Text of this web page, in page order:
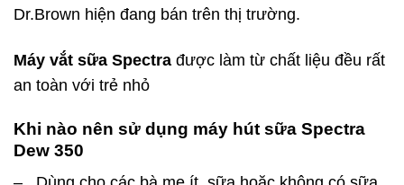
Dr.Brown hiện đang bán trên thị trường.
Máy vắt sữa Spectra được làm từ chất liệu đều rất
an toàn với trẻ nhỏ
Khi nào nên sử dụng máy hút sữa Spectra
Dew 350